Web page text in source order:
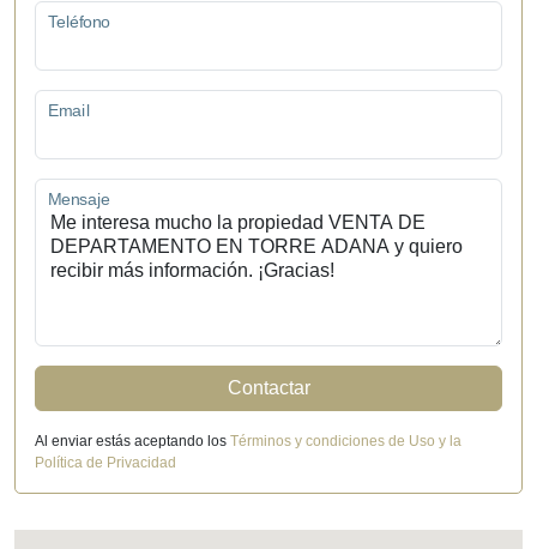
Teléfono
Email
Mensaje
Contactar
Al enviar estás aceptando los Términos y condiciones de Uso y la
Política de Privacidad